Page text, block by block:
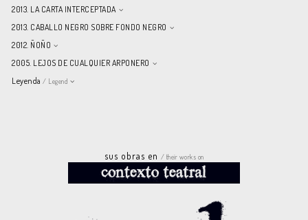
2013. LA CARTA INTERCEPTADA
2013. CABALLO NEGRO SOBRE FONDO NEGRO
2012. ÑOÑO
2005. LEJOS DE CUALQUIER ARPONERO
Leyenda / Legend
sus obras en / their works on